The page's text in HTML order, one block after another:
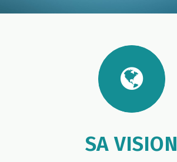
SA VISION